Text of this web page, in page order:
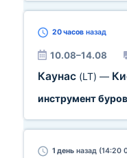
20 часов назад
10.08–14.08
Каунас (LT) —
инструмент
1 день назад (14:20